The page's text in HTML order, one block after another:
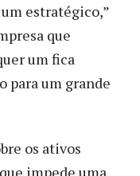
estratégico,”
que
um fica
para um grande
os ativos